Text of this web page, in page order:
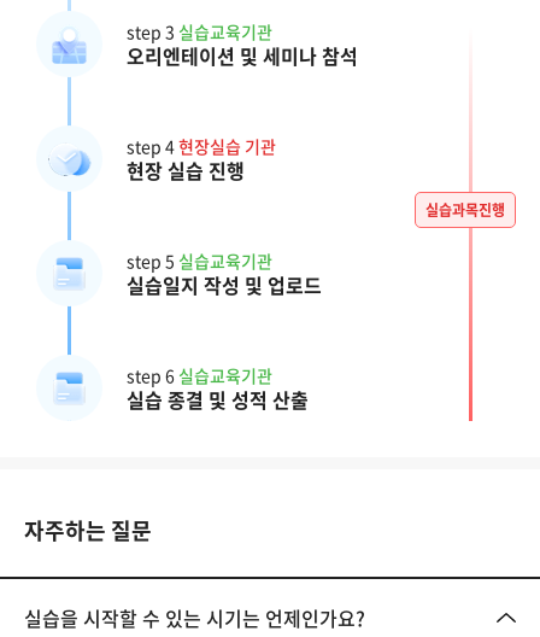
step 3 실습교육기관
오리엔테이션 및 세미나 참석
step 4현장실습 기관
현장 실습 진행
step 5 실습교육기관
실습일지 작성 및 업로드
step 6 실습교육기관
실습 종결 및 성적 산출
실습과목진행
자주하는 질문
실습을 시작할 수 있는 시기는 언제인가요?